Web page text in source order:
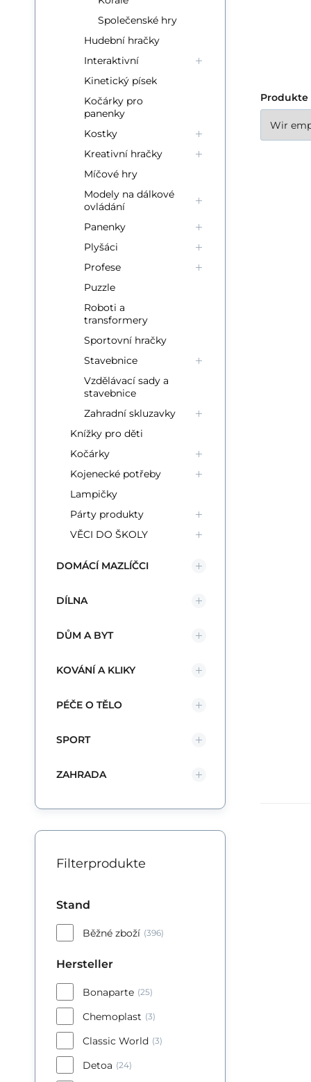
Produkte
Společenské hry
Hudební hračky
Interaktivní
Kinetický písek
Kočárky pro
panenky
Kostky
Kreativní hračky
Míčové hry
Modely na dálkové
ovládání
Panenky
Plyšáci
Profese
Puzzle
Roboti a
transformery
Sportovní hračky
Stavebnice
Vzdělávací sady a
stavebnice
Zahradní skluzavky
Knížky pro děti
Kočárky
Kojenecké potřeby
Lampičky
Párty produkty
VĚCI DO ŠKOLY
DOMÁCÍ MAZLÍČCI
DÍLNA
DŮM A BYT
KOVÁNÍ A KLIKY
PÉČE O TĚLO
SPORT
ZAHRADA
Filterprodukte
Stand
Běžné zboží (396)
Hersteller
Bonaparte (25)
Chemoplast (3)
Classic World (3)
Detoa (24)